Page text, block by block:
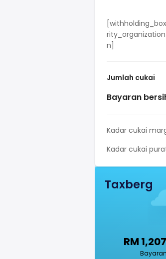
n]
Jumlah cukai
Bayaran
Kadar cukai
Kadar cukai
Taxberg
RM